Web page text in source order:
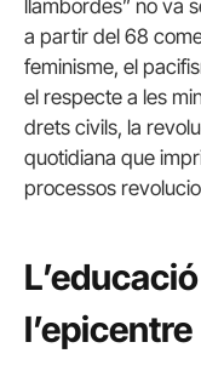
llambordes” no va
a partir del 68
feminisme, el
el respecte a les
drets civils, la
quotidiana que
processos
l’epicentre